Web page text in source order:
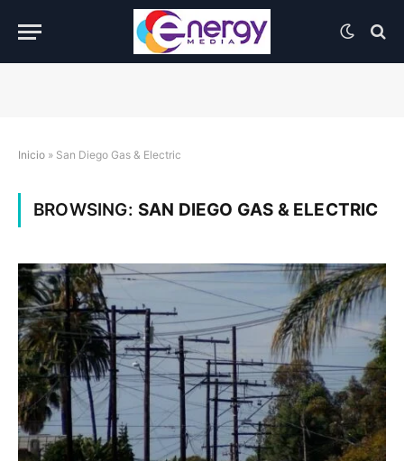
Inicio » San Diego Gas & Electric
BROWSING: SAN DIEGO GAS & ELECTRIC